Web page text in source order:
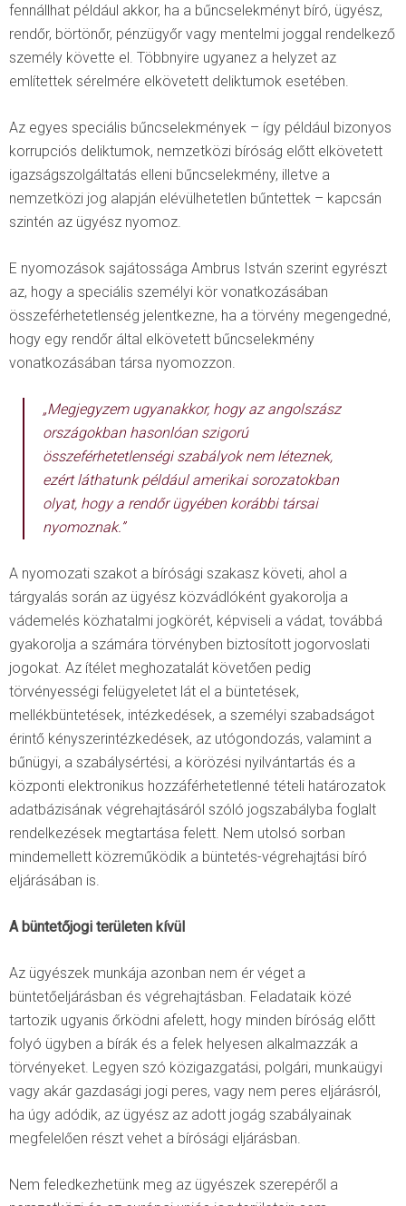
fennállhat például akkor, ha a bűncselekményt bíró, ügyész,
rendőr, börtönőr, pénzügyőr vagy mentelmi joggal rendelkező
személy követte el. Többnyire ugyanez a helyzet az
említettek sérelmére elkövetett deliktumok esetében.
Az egyes speciális bűncselekmények – így például bizonyos
korrupciós deliktumok, nemzetközi bíróság előtt elkövetett
igazságszolgáltatás elleni bűncselekmény, illetve a
nemzetközi jog alapján elévülhetetlen bűntettek – kapcsán
szintén az ügyész nyomoz.
E nyomozások sajátossága Ambrus István szerint egyrészt
az, hogy a speciális személyi kör vonatkozásában
összeférhetetlenség jelentkezne, ha a törvény megengedné,
hogy egy rendőr által elkövetett bűncselekmény
vonatkozásában társa nyomozzon.
„Megjegyzem ugyanakkor, hogy az angolszász
országokban hasonlóan szigorú
összeférhetetlenségi szabályok nem léteznek,
ezért láthatunk például amerikai sorozatokban
olyat, hogy a rendőr ügyében korábbi társai
nyomoznak.”
A nyomozati szakot a bírósági szakasz követi, ahol a
tárgyalás során az ügyész közvádlóként gyakorolja a
vádemelés közhatalmi jogkörét, képviseli a vádat, továbbá
gyakorolja a számára törvényben biztosított jogorvoslati
jogokat. Az ítélet meghozatalát követően pedig
törvényességi felügyeletet lát el a büntetések,
mellékbüntetések, intézkedések, a személyi szabadságot
érintő kényszerintézkedések, az utógondozás, valamint a
bűnügyi, a szabálysértési, a körözési nyilvántartás és a
központi elektronikus hozzáférhetetlenné tételi határozatok
adatbázisának végrehajtásáról szóló jogszabályba foglalt
rendelkezések megtartása felett. Nem utolsó sorban
mindemellett közreműködik a büntetés-végrehajtási bíró
eljárásában is.
A büntetőjogi területen kívül
Az ügyészek munkája azonban nem ér véget a
büntetőeljárásban és végrehajtásban. Feladataik közé
tartozik ugyanis őrködni afelett, hogy minden bíróság előtt
folyó ügyben a bírák és a felek helyesen alkalmazzák a
törvényeket. Legyen szó közigazgatási, polgári, munkaügyi
vagy akár gazdasági jogi peres, vagy nem peres eljárásról,
ha úgy adódik, az ügyész az adott jogág szabályainak
megfelelően részt vehet a bírósági eljárásban.
Nem feledkezhetünk meg az ügyészek szerepéről a